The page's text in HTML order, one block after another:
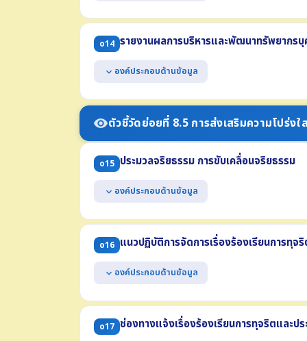
แสดงหลักเกณฑ์การบริหารทรัพยากรบุคคลเพื่อควา
(1) การสรรหาและคัดเลือกบุคลากร (2) การบรรจุและแ
(3) การย้าย การโอน หรือการเลื่อน (4) การประเมินผลก
แสดงแผนการบริหารทรัพยากรบุคคล ซึ่งบังคับใช้ใน
o14 รายงานผลการบริหารและพัฒนาทรัพยากร
expand_more องค์ประกอบด้านข้อมูล
แสดงผลการบริหารทรัพยากรบุคคล ประจำปี พ.ศ.
(1) รายการหรือกิจกรรมการบริหารทรัพยากรบุคคล (2)
(3) ช่วงระยะเวลาในการดำเนินการ
(4) ข้อมูลสถิติกรอบอัตรากำลัง กรอบมีเงิน กรอบคนค
แสดงผลการพัฒนาทรัพยากรบุคคล ประจำปี พ.ศ.
visibilityตัวชี้วัดย่อยที่ 8.5 การส่งเสริมความโปร่งใ
o15 ประมวลจริยธรรม การขับเคลื่อนจริยธรรม
expand_more องค์ประกอบด้านข้อมูล
แสดงประมวลจริยธรรมสำหรับเจ้าหน้าที่ของรัฐ
แสดงผลการเสริมสร้างมาตรฐานทางจริยธรรมให้แก่
(1) การจัดตั้งทีมให้คำปรึกษาตอบคำถามทางจริยธรรม
(2) แนวปฏิบัติ Dos & Don'ts
o16 แนวปฏิบัติการจัดการเรื่องร้องเรียนการทุจ
expand_more องค์ประกอบด้านข้อมูล
แสดงคู่มือหรือแนวทางการดำเนินการต่อเรื่องร้องเ
ประกอบด้วย
(1) รายละเอียดข้อมูลที่ผู้ร้องควรรู้ (2) ช่องทางแจ้งเรื่อง
o17 ช่องทางแจ้งเรื่องร้องเรียนการทุจริตและป